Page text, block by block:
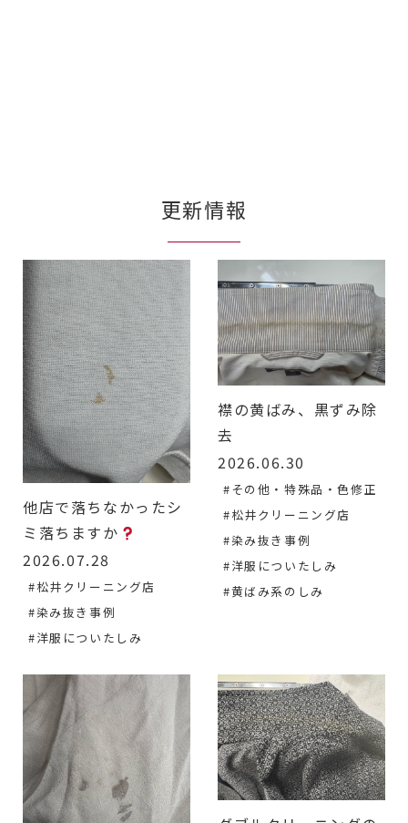
更新情報
他店で落ちなかったシ
ミ落ちますか
2026.07.28
#松井クリーニング店
#染み抜き事例
#洋服についたしみ
襟の黄ばみ、黒ずみ除
去
2026.06.30
#その他・特殊品・色修正
#松井クリーニング店
#染み抜き事例
#洋服についたしみ
#黄ばみ系のしみ